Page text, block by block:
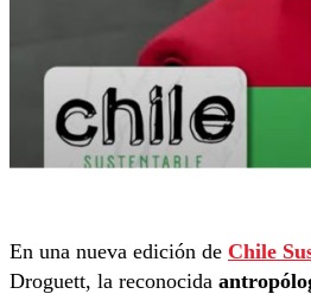
En una nueva edición de Chile
Droguett, la reconocida